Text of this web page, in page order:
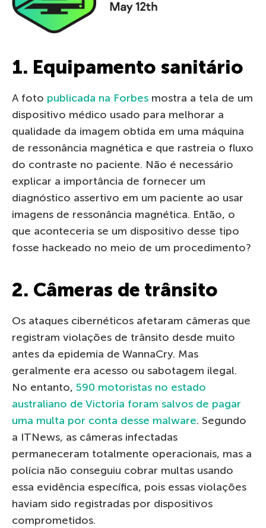
1. Equipamento sanitário
A foto publicada na Forbes mostra a tela de um
dispositivo médico usado para melhorar a
qualidade da imagem obtida em uma máquina
de ressonância magnética e que rastreia o fluxo
do contraste no paciente. Não é necessário
explicar a importância de fornecer um
diagnóstico assertivo em um paciente ao usar
imagens de ressonância magnética. Então, o
que aconteceria se um dispositivo desse tipo
fosse hackeado no meio de um procedimento?
2. Câmeras de trânsito
Os ataques cibernéticos afetaram câmeras que
registram violações de trânsito desde muito
antes da epidemia de WannaСry. Mas
geralmente era acesso ou sabotagem ilegal.
No entanto, 590 motoristas no estado
australiano de Victoria foram salvos de pagar
uma multa por conta desse malware. Segundo
a ITNews, as câmeras infectadas
permaneceram totalmente operacionais, mas a
polícia não conseguiu cobrar multas usando
essa evidência específica, pois essas violações
haviam sido registradas por dispositivos
comprometidos.